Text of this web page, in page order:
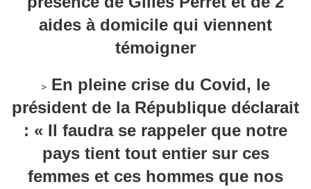
aides à domicile qui viennent
témoigner
> En pleine crise du Covid, le
président de la République déclarait
: « Il faudra se rappeler que notre
pays tient tout entier sur ces
femmes et ces hommes que nos